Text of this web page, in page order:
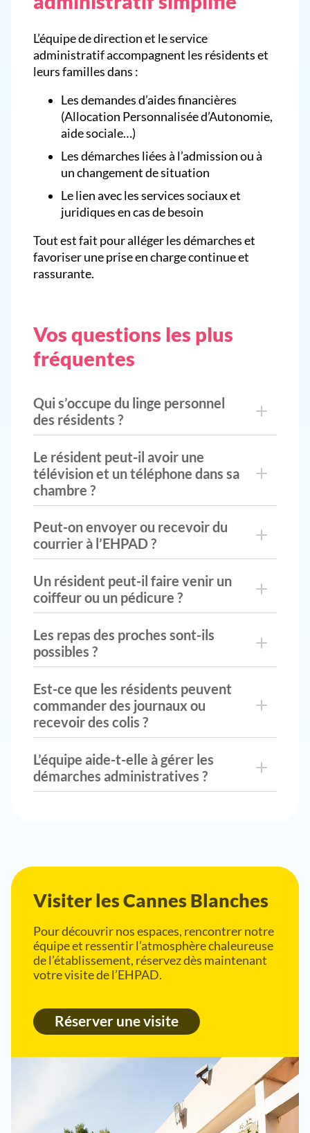
L’équipe de direction et le service
administratif accompagnent les résidents et
leurs familles dans :
Les demandes d’aides financières
(Allocation Personnalisée d’Autonomie,
aide sociale…)
Les démarches liées à l’admission ou à
un changement de situation
Le lien avec les services sociaux et
juridiques en cas de besoin
Tout est fait pour alléger les démarches et
favoriser une prise en charge continue et
rassurante.
Vos questions les plus
fréquentes
Qui s’occupe du linge personnel
des résidents ?
Le résident peut-il avoir une
télévision et un téléphone dans sa
chambre ?
Peut-on envoyer ou recevoir du
courrier à l’EHPAD ?
Un résident peut-il faire venir un
coiffeur ou un pédicure ?
Les repas des proches sont-ils
possibles ?
Est-ce que les résidents peuvent
commander des journaux ou
recevoir des colis ?
L’équipe aide-t-elle à gérer les
démarches administratives ?
Visiter les Cannes Blanches
Pour découvrir nos espaces, rencontrer notre
équipe et ressentir l’atmosphère chaleureuse
de l’établissement, réservez dès maintenant
votre visite de l’EHPAD.
Réserver une visite